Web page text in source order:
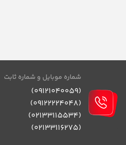
شماره موبایل و شماره ثابت
(09121040059)
(09122224048)
(02133115534)
(02133116275)